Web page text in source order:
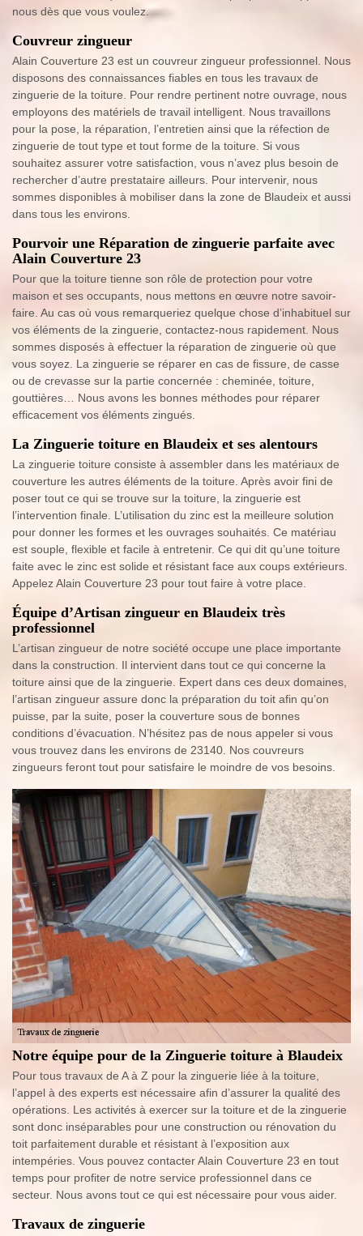
nous dès que vous voulez.
Couvreur zingueur
Alain Couverture 23 est un couvreur zingueur professionnel. Nous
disposons des connaissances fiables en tous les travaux de
zinguerie de la toiture. Pour rendre pertinent notre ouvrage, nous
employons des matériels de travail intelligent. Nous travaillons
pour la pose, la réparation, l’entretien ainsi que la réfection de
zinguerie de tout type et tout forme de la toiture. Si vous
souhaitez assurer votre satisfaction, vous n’avez plus besoin de
rechercher d’autre prestataire ailleurs. Pour intervenir, nous
sommes disponibles à mobiliser dans la zone de Blaudeix et aussi
dans tous les environs.
Pourvoir une Réparation de zinguerie parfaite avec
Alain Couverture 23
Pour que la toiture tienne son rôle de protection pour votre
maison et ses occupants, nous mettons en œuvre notre savoir-
faire. Au cas où vous remarqueriez quelque chose d’inhabituel sur
vos éléments de la zinguerie, contactez-nous rapidement. Nous
sommes disposés à effectuer la réparation de zinguerie où que
vous soyez. La zinguerie se réparer en cas de fissure, de casse
ou de crevasse sur la partie concernée : cheminée, toiture,
gouttières… Nous avons les bonnes méthodes pour réparer
efficacement vos éléments zingués.
La Zinguerie toiture en Blaudeix et ses alentours
La zinguerie toiture consiste à assembler dans les matériaux de
couverture les autres éléments de la toiture. Après avoir fini de
poser tout ce qui se trouve sur la toiture, la zinguerie est
l’intervention finale. L’utilisation du zinc est la meilleure solution
pour donner les formes et les ouvrages souhaités. Ce matériau
est souple, flexible et facile à entretenir. Ce qui dit qu’une toiture
faite avec le zinc est solide et résistant face aux coups extérieurs.
Appelez Alain Couverture 23 pour tout faire à votre place.
Équipe d’Artisan zingueur en Blaudeix très
professionnel
L’artisan zingueur de notre société occupe une place importante
dans la construction. Il intervient dans tout ce qui concerne la
toiture ainsi que de la zinguerie. Expert dans ces deux domaines,
l’artisan zingueur assure donc la préparation du toit afin qu’on
puisse, par la suite, poser la couverture sous de bonnes
conditions d’évacuation. N’hésitez pas de nous appeler si vous
vous trouvez dans les environs de 23140. Nos couvreurs
zingueurs feront tout pour satisfaire le moindre de vos besoins.
Notre équipe pour de la Zinguerie toiture à Blaudeix
Pour tous travaux de A à Z pour la zinguerie liée à la toiture,
l’appel à des experts est nécessaire afin d’assurer la qualité des
opérations. Les activités à exercer sur la toiture et de la zinguerie
sont donc inséparables pour une construction ou rénovation du
toit parfaitement durable et résistant à l’exposition aux
intempéries. Vous pouvez contacter Alain Couverture 23 en tout
temps pour profiter de notre service professionnel dans ce
secteur. Nous avons tout ce qui est nécessaire pour vous aider.
Travaux de zinguerie